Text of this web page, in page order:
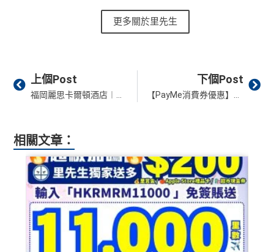
更多關於里先生
Prev
上個Post 下個Post
相關文章：